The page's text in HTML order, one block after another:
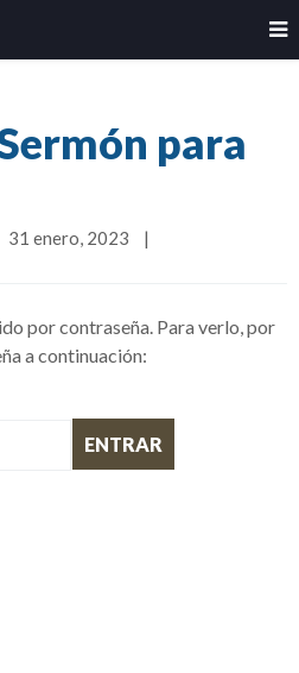
para
31 enero, 2023 |
por contraseña. Para verlo, por
a continuación: